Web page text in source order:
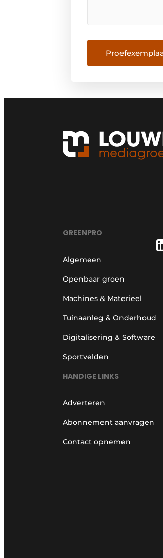
GREENPRO
Algemeen
Openbaar groen
Machines & Materieel
Tuinaanleg & Onderhoud
Digitalisering & Software
Sportvelden
HANDIGE LINKS
Adverteren
Abonnement aanvragen
Contact opnemen